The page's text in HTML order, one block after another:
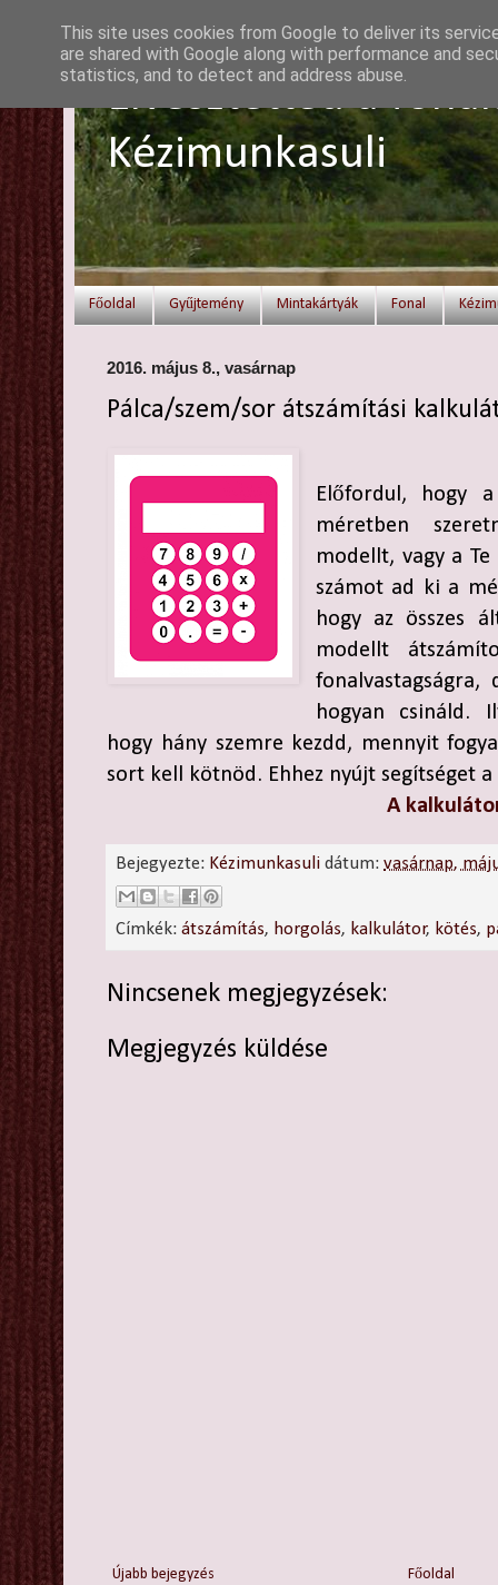
Elvesztetted a
Kézimunkasuli
Főoldal Gyűjtemény Mintakártyák Fonal
2016. május 8., vasárnap
Pálca/szem/sor átszámítási
Előfordul, hogy
méretben
modellt, vagy a
számot ad ki a
hogy az összes
modellt
hogyan csináld.
hogy hány szemre kezdd, mennyit
sort kell kötnöd. Ehhez nyújt segítséget
A
Bejegyezte: Kézimunkasuli dátum:vasárnap,
Címkék:átszámítás, horgolás, kalkulátor, kötés,
Nincsenek megjegyzések:
Megjegyzés küldése
Újabb bejegyzés Főoldal
This site uses cookies from Google to deliver its
are shared with Google along with performance and
statistics, and to detect and address abuse.